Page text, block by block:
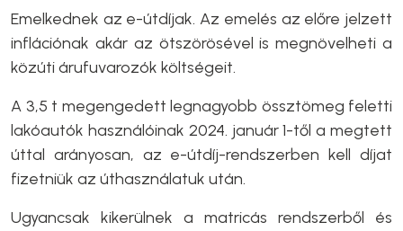
Emelkednek az e-útdíjak. Az emelés az előre jelzett
inflációnak akár az ötszörösével is megnövelheti a
közúti árufuvarozók költségeit.
A 3,5 t megengedett legnagyobb össztömeg feletti
lakóautók használóinak 2024. január 1-től a megtett
úttal arányosan, az e-útdíj-rendszerben kell díjat
fizetniük az úthasználatuk után.
Ugyancsak kikerülnek a matricás rendszerből és